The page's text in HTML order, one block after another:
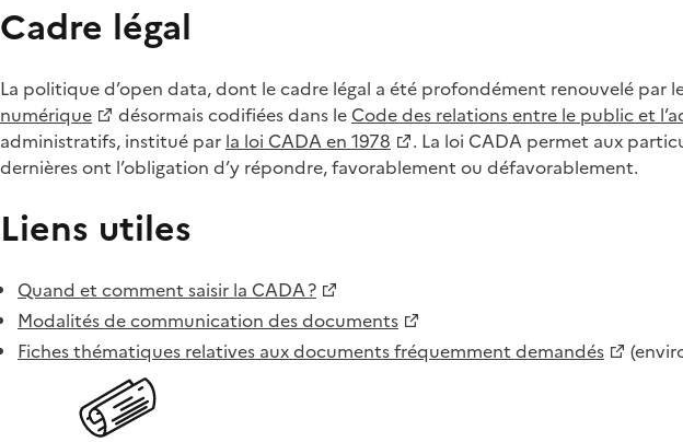
Cadre légal
La politique d’open data, dont le cadre légal a été profondément renouvelé par
numérique
désormais codifiées dans le Code des relations entre le public et
administratifs, institué par la loi CADA en 1978
. La loi CADA permet aux
dernières ont l’obligation d’y répondre, favorablement ou défavorablement.
Liens utiles
Quand et comment saisir la CADA ?
Modalités de communication des documents
Fiches thématiques relatives aux documents fréquemment demandés